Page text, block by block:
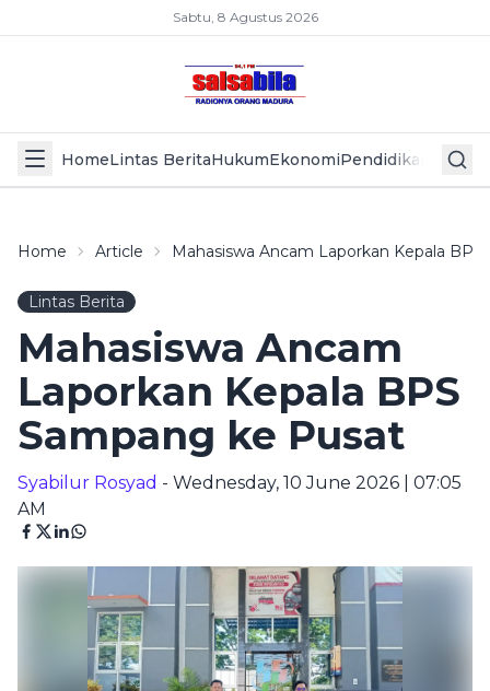
Sabtu, 8 Agustus 2026
HomeLintas BeritaHukumEkonomiPendidikan Politik
Home Article Mahasiswa Ancam Laporkan Kepala
Lintas Berita
Mahasiswa Ancam
Laporkan Kepala BPS
Sampang ke Pusat
Syabilur Rosyad - Wednesday, 10 June 2026 | 07:05
AM